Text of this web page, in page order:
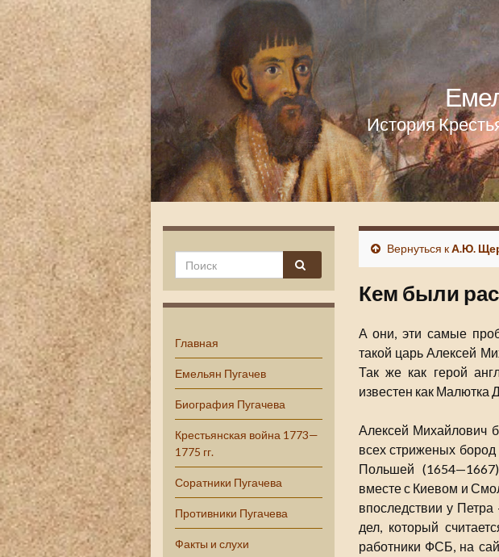
История
Главная
Емельян Пугачев
Биография Пугачева
Крестьянская война 1773—
1775 гг.
Соратники Пугачева
Противники Пугачева
Факты и слухи
Вернуться кА.Ю.
Кем были
А они, эти самые
такой царь Алексей
Так же как герой
известен как Малютка
Алексей Михайлович
всех стриженых
Польшей
вместе с Киевом и
впоследствии у
дел, который
работники ФСБ, на